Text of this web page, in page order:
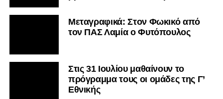
Μεταγραφικά: Στον Φωκικό από
τον ΠΑΣ Λαμία ο Φυτόπουλος
Στις 31 Ιουλίου μαθαίνουν το
πρόγραμμα τους οι ομάδες της Γ’
Εθνικής